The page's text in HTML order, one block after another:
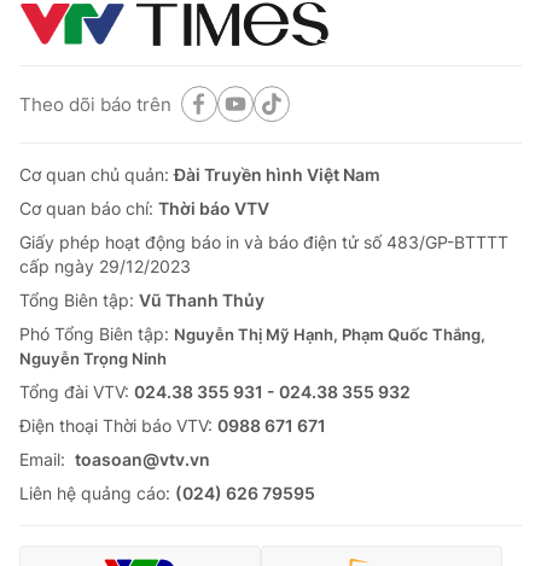
VTV Sức khoẻ Bất động sản
Thị trường 24h
VTV4
VTV9 VTV8
Liên hệ tòa soạn English
Theo dõi báo trên
Cơ quan chủ quản:Đài Truyền hình Việt Nam
Cơ quan báo chí: Thời báo VTV
Giấy phép hoạt động báo in và báo điện tử số 483/GP-BTTTT
cấp ngày 29/12/2023
Tổng Biên tập: Vũ Thanh Thủy
Phó Tổng Biên tập: Nguyễn Thị Mỹ Hạnh, Phạm Quốc Thắng,
Nguyễn Trọng Ninh
Tổng đài VTV: 024.38 355 931 - 024.38 355 932
Ðiện thoại Thời báo VTV: 0988 671 671
Email: toasoan@vtv.vn
Liên hệ quảng cáo: (024) 626 79595